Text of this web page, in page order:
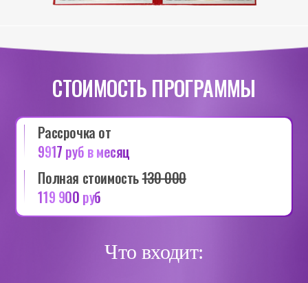
СТОИМОСТЬ ПРОГРАММЫ
Рассрочка от
9917 руб вмесяц
Полная стоимость130 000
119 900 руб
Что входит: